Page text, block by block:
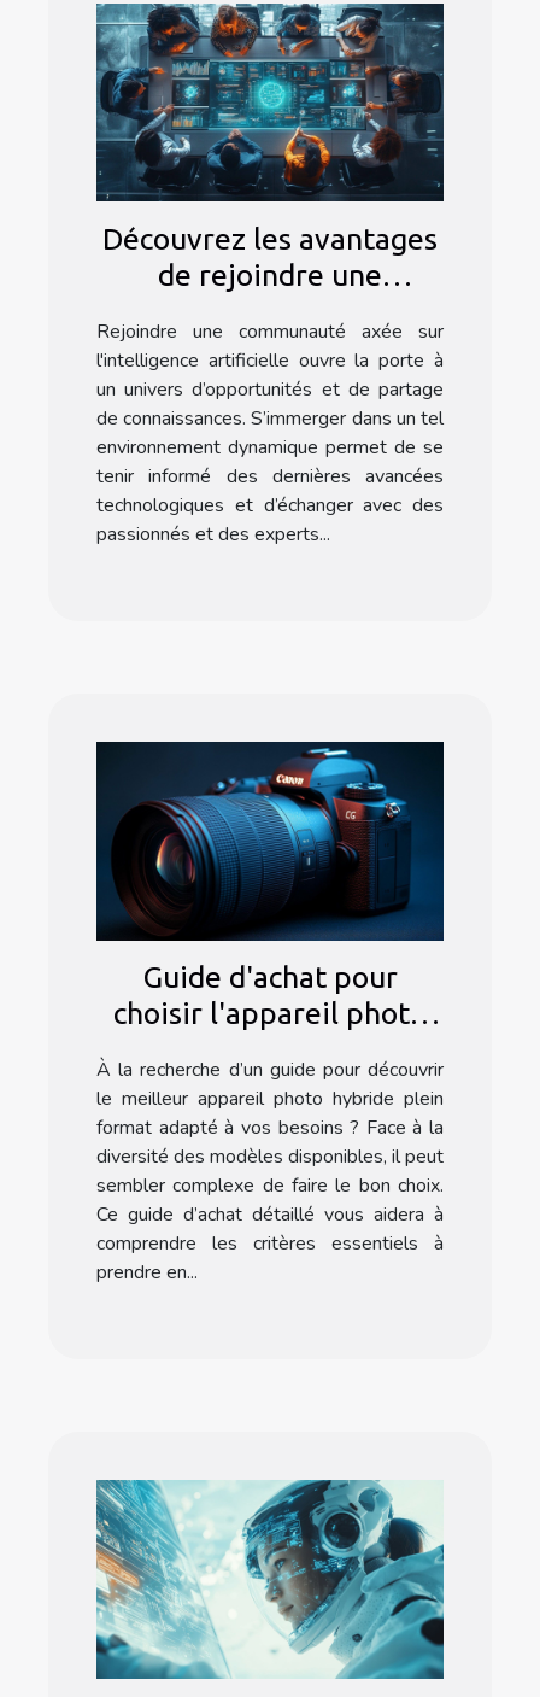
Découvrez les avantages
de rejoindre une
l'intelligence artificielle
Rejoindre une communauté axée sur
l'intelligence artificielle ouvre la porte à
un univers d’opportunités et de partage
de connaissances. S’immerger dans un tel
environnement dynamique permet de se
tenir informé des dernières avancées
technologiques et d’échanger avec des
passionnés et des experts...
Guide d'achat pour
choisir l'appareil photo
idéal
À la recherche d’un guide pour découvrir
le meilleur appareil photo hybride plein
format adapté à vos besoins ? Face à la
diversité des modèles disponibles, il peut
sembler complexe de faire le bon choix.
Ce guide d’achat détaillé vous aidera à
comprendre les critères essentiels à
prendre en...